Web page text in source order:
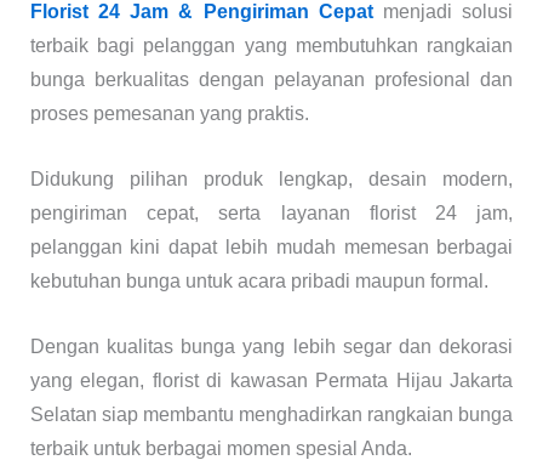
Florist 24 Jam & Pengiriman Cepat menjadi solusi
terbaik bagi pelanggan yang membutuhkan rangkaian
bunga berkualitas dengan pelayanan profesional dan
proses pemesanan yang praktis.
Didukung pilihan produk lengkap, desain modern,
pengiriman cepat, serta layanan florist 24 jam,
pelanggan kini dapat lebih mudah memesan berbagai
kebutuhan bunga untuk acara pribadi maupun formal.
Dengan kualitas bunga yang lebih segar dan dekorasi
yang elegan, florist di kawasan Permata Hijau Jakarta
Selatan siap membantu menghadirkan rangkaian bunga
terbaik untuk berbagai momen spesial Anda.